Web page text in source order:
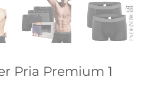
Pria Premium 1